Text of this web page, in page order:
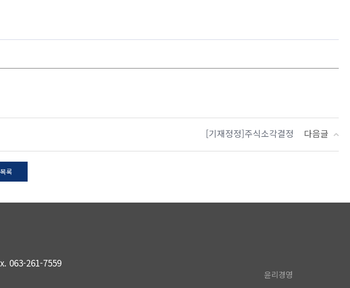
다음글
[기재정정]주식소각결정
목록
063-261-7559
윤리경영